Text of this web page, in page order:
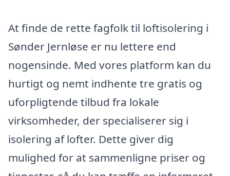
At finde de rette fagfolk til loftisolering i
Sønder Jernløse er nu lettere end
nogensinde. Med vores platform kan du
hurtigt og nemt indhente tre gratis og
uforpligtende tilbud fra lokale
virksomheder, der specialiserer sig i
isolering af lofter. Dette giver dig
mulighed for at sammenligne priser og